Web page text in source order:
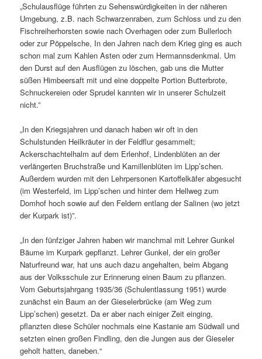
„Schulausflüge führten zu Sehenswürdigkeiten in der näheren
Umgebung, z.B. nach Schwarzenraben, zum Schloss und zu den
Fischreiherhorsten sowie nach Overhagen oder zum Bullerloch
oder zur Pöppelsche, In den Jahren nach dem Krieg ging es auch
schon mal zum Kahlen Asten oder zum Hermannsdenkmal. Um
den Durst auf den Ausflügen zu löschen, gab uns die Mutter
süßen Himbeersaft mit und eine doppelte Portion Butterbrote,
Schnuckereien oder Sprudel kannten wir in unserer Schulzeit
nicht.”
„In den Kriegsjahren und danach haben wir oft in den
Schulstunden Heilkräuter in der Feldflur gesammelt;
Ackerschachtelhalm auf dem Erlenhof, Lindenblüten an der
verlängerten Bruchstraße und Kamillenblüten im Lipp’schen.
Außerdem wurden mit den Lehrpersonen Kartoffelkäfer abgesucht
(im Westerfeld, im Lipp’schen und hinter dem Hellweg zum
Domhof hoch sowie auf den Feldern entlang der Salinen (wo jetzt
der Kurpark ist)”.
„In den fünfziger Jahren haben wir manchmal mit Lehrer Gunkel
Bäume im Kurpark gepflanzt. Lehrer Gunkel, der ein großer
Naturfreund war, hat uns auch dazu angehalten, beim Abgang
aus der Volksschule zur Erinnerung einen Baum zu pflanzen.
Vom Geburtsjahrgang 1935/36 (Schulentlassung 1951) wurde
zunächst ein Baum an der Gieselerbrücke (am Weg zum
Lipp’schen) gesetzt. Da er aber nach einiger Zeit einging,
pflanzten diese Schüler nochmals eine Kastanie am Südwall und
setzten einen großen Findling, den die Jungen aus der Gieseler
geholt hatten, daneben.“